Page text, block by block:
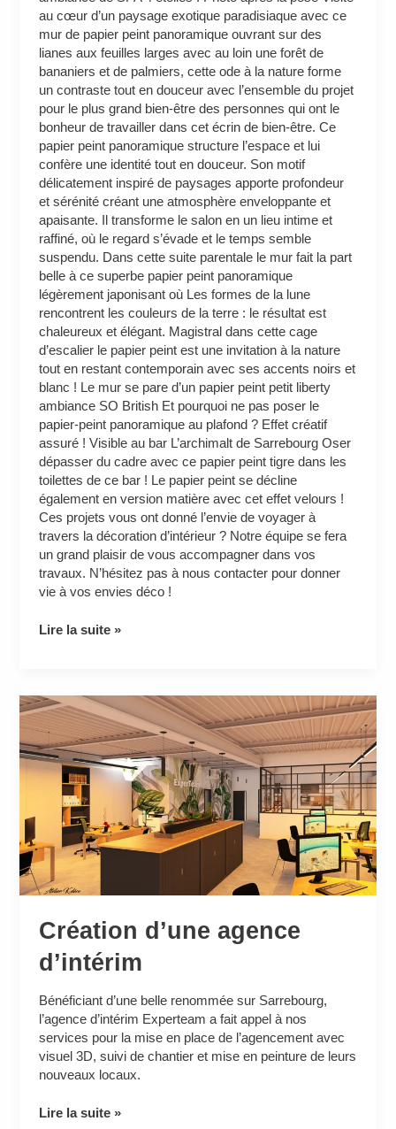
au cœur d’un paysage exotique paradisiaque avec ce
mur de papier peint panoramique ouvrant sur des
lianes aux feuilles larges avec au loin une forêt de
bananiers et de palmiers, cette ode à la nature forme
un contraste tout en douceur avec l’ensemble du projet
pour le plus grand bien-être des personnes qui ont le
bonheur de travailler dans cet écrin de bien-être. Ce
papier peint panoramique structure l’espace et lui
confère une identité tout en douceur. Son motif
délicatement inspiré de paysages apporte profondeur
et sérénité créant une atmosphère enveloppante et
apaisante. Il transforme le salon en un lieu intime et
raffiné, où le regard s’évade et le temps semble
suspendu. Dans cette suite parentale le mur fait la part
belle à ce superbe papier peint panoramique
légèrement japonisant où Les formes de la lune
rencontrent les couleurs de la terre : le résultat est
chaleureux et élégant. Magistral dans cette cage
d’escalier le papier peint est une invitation à la nature
tout en restant contemporain avec ses accents noirs et
blanc ! Le mur se pare d’un papier peint petit liberty
ambiance SO British Et pourquoi ne pas poser le
papier-peint panoramique au plafond ? Effet créatif
assuré ! Visible au bar L’archimalt de Sarrebourg Oser
dépasser du cadre avec ce papier peint tigre dans les
toilettes de ce bar ! Le papier peint se décline
également en version matière avec cet effet velours !
Ces projets vous ont donné l’envie de voyager à
travers la décoration d’intérieur ? Notre équipe se fera
un grand plaisir de vous accompagner dans vos
travaux. N’hésitez pas à nous contacter pour donner
vie à vos envies déco !
Lire la suite »
Création d’une agence
d’intérim
Bénéficiant d’une belle renommée sur Sarrebourg,
l’agence d’intérim Experteam a fait appel à nos
services pour la mise en place de l’agencement avec
visuel 3D, suivi de chantier et mise en peinture de leurs
nouveaux locaux.
Création
agence
d’intérim
Lire la suite »